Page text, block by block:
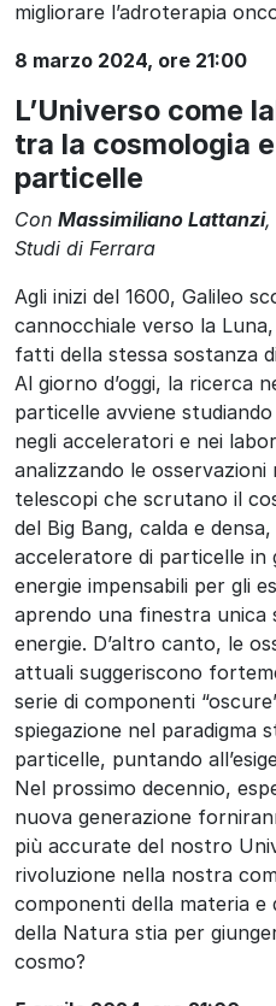
migliorare l’adroterapia
8 marzo 2024, ore 21:00
L’Universo come
tra la cosmologia
particelle
Con Massimiliano Lattanzi,
Studi di Ferrara
Agli inizi del 1600, Galileo
cannocchiale verso la
fatti della stessa sostanza
Al giorno d’oggi, la ricerca
particelle avviene
negli acceleratori e nei
analizzando le
telescopi che scrutano il
del Big Bang, calda e
acceleratore di particelle in
energie impensabili per gli
aprendo una finestra unica
energie. D’altro canto, le
attuali suggeriscono
serie di componenti
spiegazione nel paradigma
particelle, puntando
Nel prossimo decennio,
nuova generazione
più accurate del nostro
rivoluzione nella nostra
componenti della materia
della Natura stia per
cosmo?